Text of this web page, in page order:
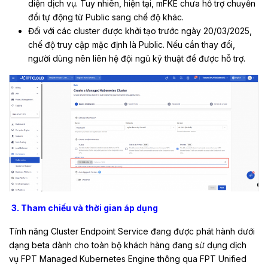
diện dịch vụ. Tuy nhiên, hiện tại, mFKE chưa hỗ trợ chuyển
đổi tự động từ Public sang chế độ khác.
Đối với các cluster được khởi tạo trước ngày 20/03/2025,
chế độ truy cập mặc định là Public. Nếu cần thay đổi,
người dùng nên liên hệ đội ngũ kỹ thuật để được hỗ trợ.
3. Tham chiếu và thời gian áp dụng
Tính năng Cluster Endpoint Service đang được phát hành dưới
dạng beta dành cho toàn bộ khách hàng đang sử dụng dịch
vụ FPT Managed Kubernetes Engine thông qua FPT Unified